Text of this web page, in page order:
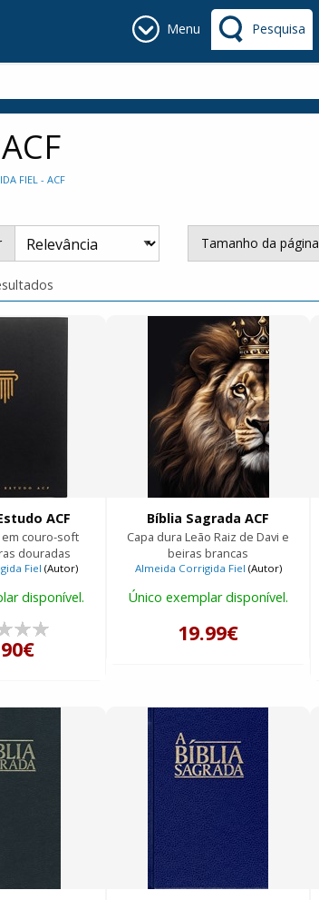
Menu Pesquisa
FIEL - ACF
Tamanho da página
ACF
couro-soft
douradas
Fiel (Autor)
disponível.
Bíblia Sagrada ACF
Capa dura Leão Raiz de Davi e
beiras brancas
Almeida Corrigida Fiel (Autor)
Único exemplar disponível.
19.99€